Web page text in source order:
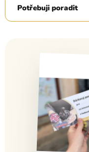
Potřebuji poradit